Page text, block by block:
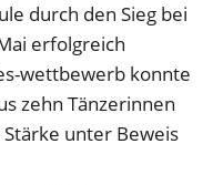
durch den Sieg bei
erfolgreich
wettbewerb konnte
zehn Tänzerinnen
unter Beweis